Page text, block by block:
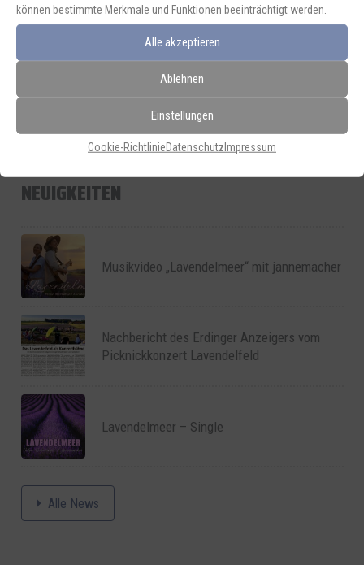
können bestimmte Merkmale und Funktionen beeinträchtigt werden.
Alle akzeptieren
Ablehnen
Einstellungen
Cookie-RichtlinieDatenschutzImpressum
DO. 03.12.2026
Laufen, Kleinkunstbühne in der
Salzachhalle
NEUIGKEITEN
Musikvideo „Lavendelmeer“ mit jannemacher
Nachbericht des Erdinger Anzeigers vom
Picknickkonzert Lavendelfeld
Lavendelmeer – Single
Alle News